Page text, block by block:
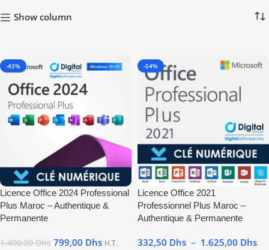
Show column
-43%
Licence Office 2024 Professional
Plus Maroc – Authentique &
Permanente
1.400,00Dhs 799,00 Dhs H.T.
-54%
Licence Office 2021
Professionnel Plus Maroc –
Authentique & Permanente
332,50 Dhs – 1.625,00 Dhs